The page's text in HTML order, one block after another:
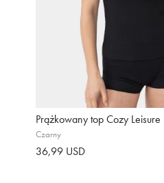
Prążkowany top Cozy Leisure
Czarny
36,99 USD